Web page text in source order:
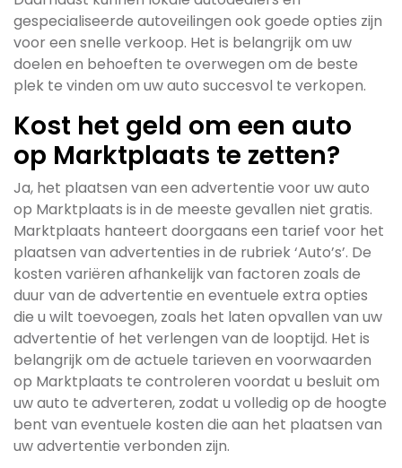
gespecialiseerde autoveilingen ook goede opties zijn
voor een snelle verkoop. Het is belangrijk om uw
doelen en behoeften te overwegen om de beste
plek te vinden om uw auto succesvol te verkopen.
Kost het geld om een auto
op Marktplaats te zetten?
Ja, het plaatsen van een advertentie voor uw auto
op Marktplaats is in de meeste gevallen niet gratis.
Marktplaats hanteert doorgaans een tarief voor het
plaatsen van advertenties in de rubriek ‘Auto’s’. De
kosten variëren afhankelijk van factoren zoals de
duur van de advertentie en eventuele extra opties
die u wilt toevoegen, zoals het laten opvallen van uw
advertentie of het verlengen van de looptijd. Het is
belangrijk om de actuele tarieven en voorwaarden
op Marktplaats te controleren voordat u besluit om
uw auto te adverteren, zodat u volledig op de hoogte
bent van eventuele kosten die aan het plaatsen van
uw advertentie verbonden zijn.